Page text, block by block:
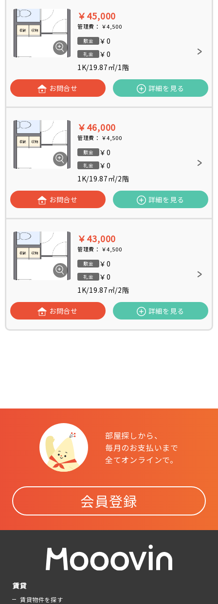
￥45,000
管理費： ￥4,500
敷金 ￥0
礼金
￥0
1K/19.87㎡/1階
お問合せ 詳細を見る
￥46,000
管理費： ￥4,500
敷金 ￥0
礼金
￥0
1K/19.87㎡/2階
お問合せ 詳細を見る
￥43,000
管理費： ￥4,500
敷金 ￥0
礼金
￥0
1K/19.87㎡/2階
お問合せ 詳細を見る
部屋探しから、
毎月のお支払いまで
全てオンラインで。
会員登録
賃貸
賃貸物件を探す